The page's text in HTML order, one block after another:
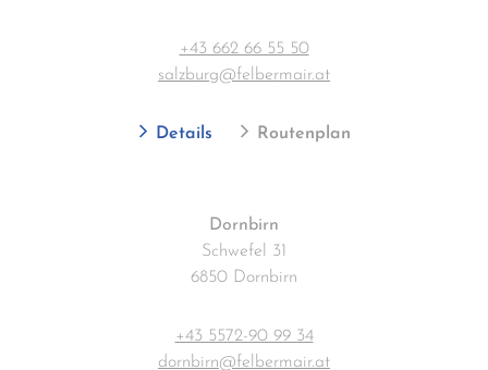
+43 662 66 55 50
salzburg@felbermair.at
Details Routenplan
Dornbirn
Schwefel 31
6850 Dornbirn
+43 5572-90 99 34
dornbirn@felbermair.at